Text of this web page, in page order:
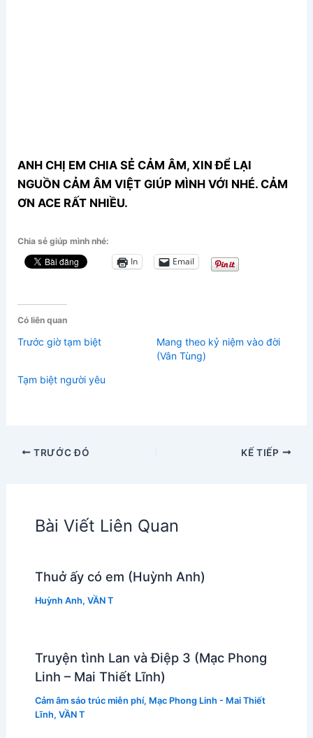
ANH CHỊ EM CHIA SẺ CẢM ÂM, XIN ĐỂ LẠI
NGUỒN CẢM ÂM VIỆT GIÚP MÌNH VỚI NHÉ. CẢM
ƠN ACE RẤT NHIỀU.
Chia sẻ giúp mình nhé:
In Email
Có liên quan
Trước giờ tạm biệt
Mang theo kỷ niệm vào đời
(Vân Tùng)
Tạm biệt người yêu
TRƯỚC ĐÓ KẾ TIẾP
Bài Viết Liên Quan
Thuở ấy có em (Huỳnh Anh)
Huỳnh Anh, VẦN T
Truyện tình Lan và Điệp 3 (Mạc Phong
Linh – Mai Thiết Lĩnh)
Cảm âm sáo trúc miễn phí, Mạc Phong Linh - Mai Thiết
Lĩnh, VẦN T